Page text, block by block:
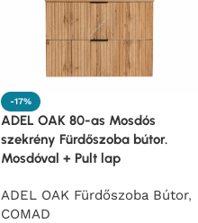
-17%
ADEL OAK 80-as Mosdós
szekrény Fürdőszoba bútor.
Mosdóval + Pult lap
ADEL OAK Fürdőszoba Bútor,
COMAD